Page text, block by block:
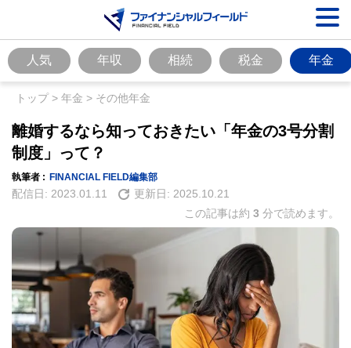
人気 年収 相続 税金 年金
トップ> 年金 > その他年金
離婚するなら知っておきたい「年金の3号分割
制度」って？
執筆者 : FINANCIAL FIELD編集部
配信日: 2023.01.11 更新日: 2025.10.21
この記事は約 3 分で読めます。